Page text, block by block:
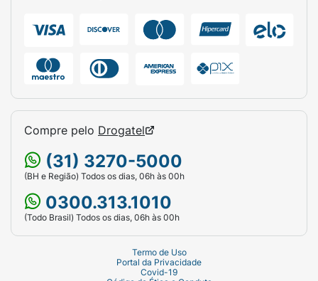
Compre pelo Drogatel
(31) 3270-5000
(BH e Região) Todos os dias, 06h às 00h
0300.313.1010
(Todo Brasil) Todos os dias, 06h às 00h
Termo de Uso
Portal da Privacidade
Covid-19